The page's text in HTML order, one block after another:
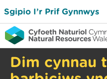
Sgipio I’r Prif Gynnwys
Dim cynnau